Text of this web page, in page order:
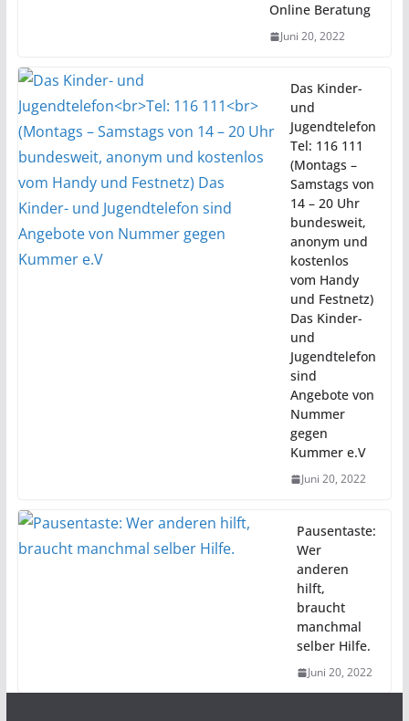
Online Beratung
Juni 20, 2022
Das Kinder-
und
Jugendtelefon
Tel: 116 111
(Montags –
Samstags von
14 – 20 Uhr
bundesweit,
anonym und
kostenlos
vom Handy
und Festnetz)
Das Kinder-
und
Jugendtelefon
sind
Angebote von
Nummer
gegen
Kummer e.V
Juni 20, 2022
Pausentaste:
Wer
anderen
hilft,
braucht
manchmal
selber Hilfe.
Juni 20, 2022